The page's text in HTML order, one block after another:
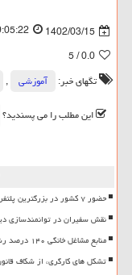
1402/03/15
0.0
/ 5
تگهای خبر:
آموزشی ,
این مطلب را می پسندید؟
حضور ۷ کشور در بزرگترین پلتفرم تبادلات تجاری حوزه ساخت وساز
نقش سفیران در توانمندسازی
منابع مشاغل خانگی ۱۴۰ درصد رشد کرد
تشکل های کارگری، از شکاف